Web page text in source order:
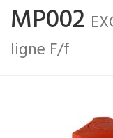
MP002
ligne F/f